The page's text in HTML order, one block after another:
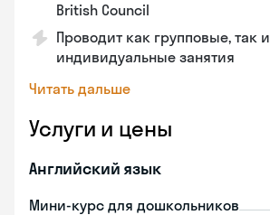
British Council
Проводит как групповые, так и
индивидуальные занятия
Читать дальше
Услуги и цены
Английский язык
Мини-курс для дошкольников